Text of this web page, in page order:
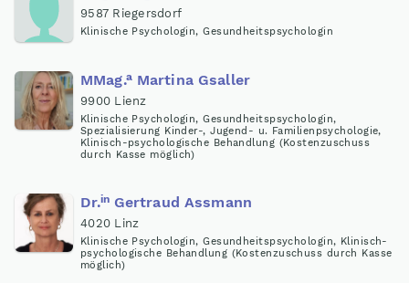
9587 Riegersdorf
Klinische Psychologin, Gesundheitspsychologin
MMag.aMartina Gsaller
9900 Lienz
Klinische Psychologin, Gesundheitspsychologin,
Spezialisierung Kinder-, Jugend- u. Familienpsychologie,
Klinisch-psychologische Behandlung (Kostenzuschuss
durch Kasse möglich)
Dr.inGertraud Assmann
4020 Linz
Klinische Psychologin, Gesundheitspsychologin, Klinisch-
psychologische Behandlung (Kostenzuschuss durch Kasse
möglich)